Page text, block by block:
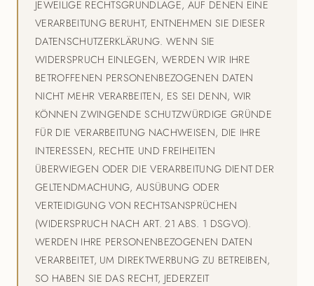
JEWEILIGE RECHTSGRUNDLAGE, AUF DENEN EINE
VERARBEITUNG BERUHT, ENTNEHMEN SIE DIESER
DATENSCHUTZERKLÄRUNG. WENN SIE
WIDERSPRUCH EINLEGEN, WERDEN WIR IHRE
BETROFFENEN PERSONENBEZOGENEN DATEN
NICHT MEHR VERARBEITEN, ES SEI DENN, WIR
KÖNNEN ZWINGENDE SCHUTZWÜRDIGE GRÜNDE
FÜR DIE VERARBEITUNG NACHWEISEN, DIE IHRE
INTERESSEN, RECHTE UND FREIHEITEN
ÜBERWIEGEN ODER DIE VERARBEITUNG DIENT DER
GELTENDMACHUNG, AUSÜBUNG ODER
VERTEIDIGUNG VON RECHTSANSPRÜCHEN
(WIDERSPRUCH NACH ART. 21 ABS. 1 DSGVO).
WERDEN IHRE PERSONENBEZOGENEN DATEN
VERARBEITET, UM DIREKTWERBUNG ZU BETREIBEN,
SO HABEN SIE DAS RECHT, JEDERZEIT